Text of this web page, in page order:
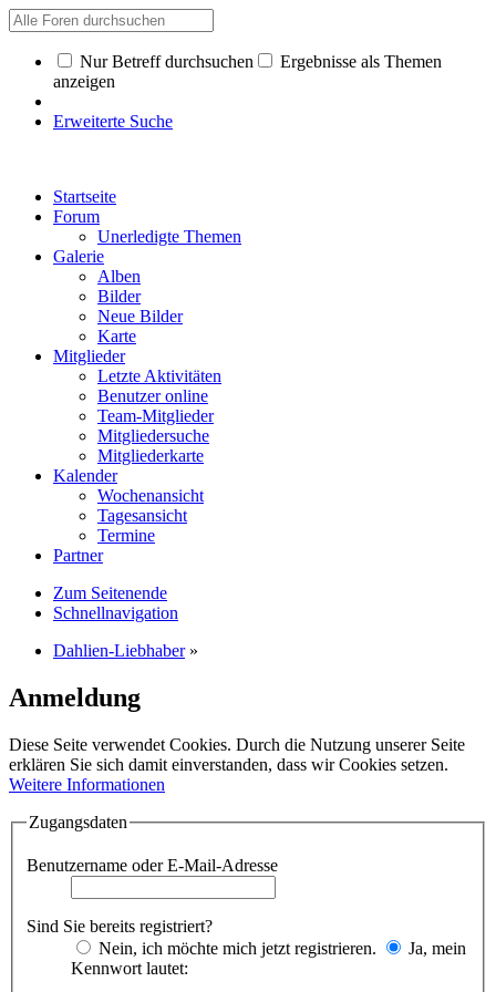
Nur Betreff durchsuchen
Ergebnisse als Themen
anzeigen
Erweiterte Suche
Startseite
Forum
Unerledigte Themen
Galerie
Alben
Bilder
Neue Bilder
Karte
Mitglieder
Letzte Aktivitäten
Benutzer online
Team-Mitglieder
Mitgliedersuche
Mitgliederkarte
Kalender
Wochenansicht
Tagesansicht
Termine
Partner
Zum Seitenende
Schnellnavigation
Dahlien-Liebhaber »
Anmeldung
Diese Seite verwendet Cookies. Durch die Nutzung unserer Seite
erklären Sie sich damit einverstanden, dass wir Cookies setzen.
Weitere Informationen
Zugangsdaten
Benutzername oder E-Mail-Adresse
Sind Sie bereits registriert?
Nein, ich möchte mich jetzt registrieren.
Ja, mein
Kennwort lautet: